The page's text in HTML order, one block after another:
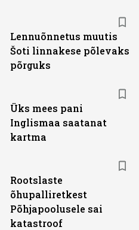
Lennuõnnetus muutis
Šoti linnakese põlevaks
põrguks
Üks mees pani
Inglismaa saatanat
kartma
Rootslaste
õhupalliretkest
Põhjapoolusele sai
katastroof